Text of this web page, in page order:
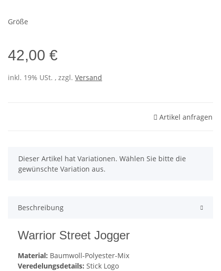
Größe
42,00 €
inkl. 19% USt. , zzgl. Versand
Artikel anfragen
x
Dieser Artikel hat Variationen. Wählen Sie bitte die
gewünschte Variation aus.
Beschreibung
Warrior Street Jogger
Material: Baumwoll-Polyester-Mix
Veredelungsdetails: Stick Logo